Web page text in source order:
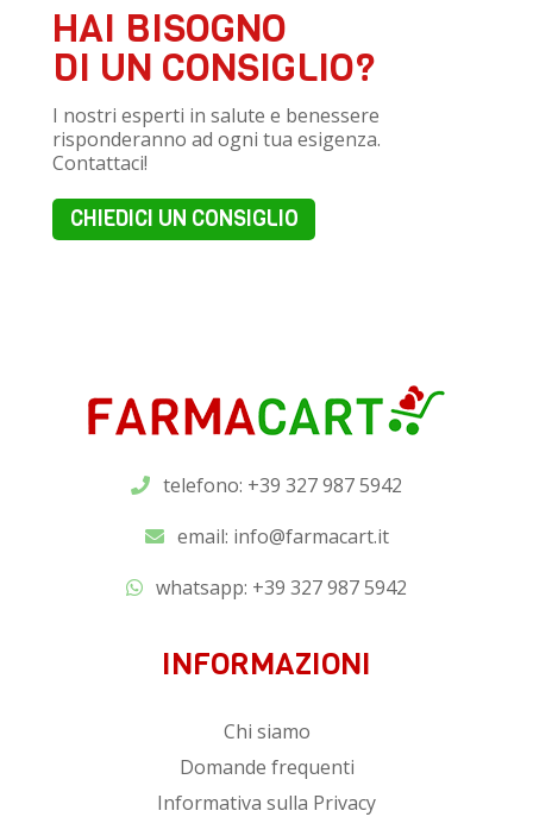
HAI BISOGNO
DI UN CONSIGLIO?
I nostri esperti in salute e benessere
risponderanno ad ogni tua esigenza.
Contattaci!
CHIEDICI UN CONSIGLIO
telefono: +39 327 987 5942
email: info@farmacart.it
whatsapp: +39 327 987 5942
INFORMAZIONI
Chi siamo
Domande frequenti
Informativa sulla Privacy